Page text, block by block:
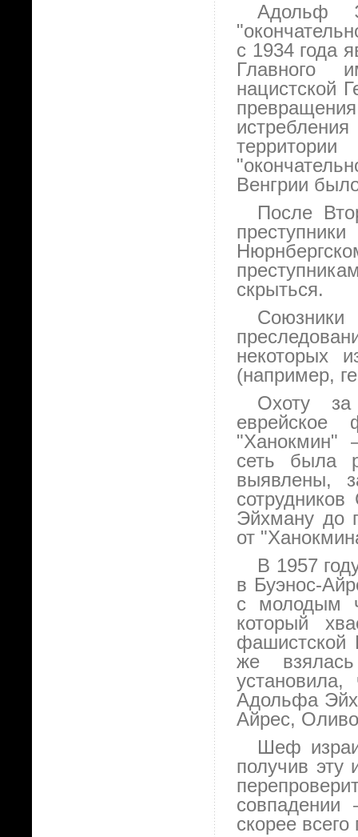
Адольф
с 1934 года
Главного
нацистской
Венгрии
После
скрыться.
некоторых
(например,
Охоту за
еврейское
"Ханокмин"
сеть была
выявлены,
Эйхману до
от
В 1957
в Буэнос-
с молодым
который
фашистской
же
Адольфа
Айрес,
Шеф
получив
скорее